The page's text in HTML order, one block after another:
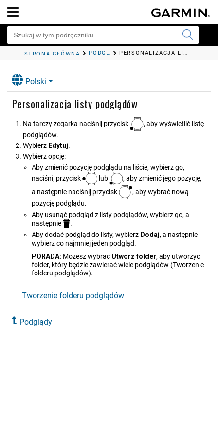
STRONA GŁÓWNA PODGLĄDY PERSONALIZACJA LISTY PODGLĄDÓW
Polski
Personalizacja listy podglądów
Na tarczy zegarka naciśnij przycisk
, aby wyświetlić listę
podglądów.
Wybierz Edytuj.
Wybierz opcję:
Aby zmienić pozycję podglądu na liście, wybierz go,
naciśnij przycisk
lub
, aby zmienić jego pozycję,
a następnie naciśnij przycisk
, aby wybrać nową
pozycję podglądu.
Aby usunąć podgląd z listy podglądów, wybierz go, a
następnie
.
Aby dodać podgląd do listy, wybierz Dodaj, a następnie
wybierz co najmniej jeden podgląd.
PORADA: Możesz wybrać Utwórz folder, aby utworzyć
folder, który będzie zawierać wiele podglądów (Tworzenie
folderu podglądów).
Tworzenie folderu podglądów
Podglądy